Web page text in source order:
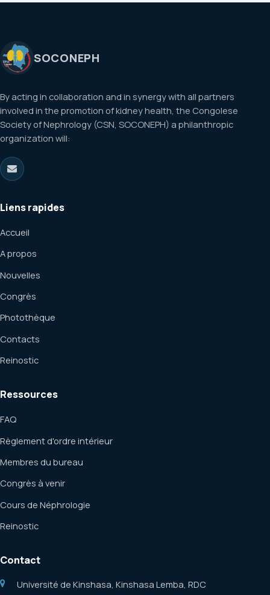
SOCONEPH
By acting in collaboration and in synergy with all partners
involved in the promotion of kidney health, the Congolese
Society of Nephrology (CSN, SOCONEPH) a philanthropic
organization will:
Liens rapides
Accueil
A propos
Nouvelles
Congrès
Photothèque
Contacts
Reinostic
Ressources
FAQ
Règlement d'ordre intérieur
Membres du bureau
Congrès à venir
Cours de Néphrologie
Reinostic
Contact
Université de Kinshasa, Kinshasa Lemba, RDC